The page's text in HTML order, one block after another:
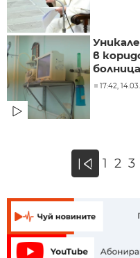
в
болница
17:42,
« 1 2 3